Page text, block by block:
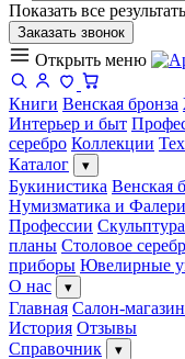
Показать все
Заказать звонок
Открыть меню
Книги Венская бронза
Интерьер и быт
серебро Коллекции
Каталог
▾
Букинистика Венская
Нумизматика и
Профессии
планы Столовое
приборы Ювелирные
О нас
▾
Главная Салон-магазин
История Отзывы
Справочник
▾